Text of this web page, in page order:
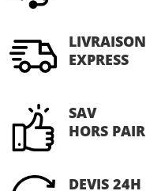
LIVRAISON
EXPRESS
SAV
HORS PAIR
DEVIS 24H